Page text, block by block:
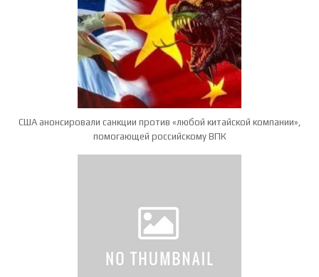
США анонсировали санкции против «любой китайской компании»,
помогающей российскому ВПК